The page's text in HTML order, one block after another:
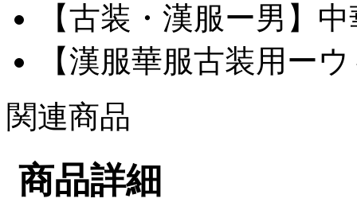
【古装・漢服ー男】
【漢服華服古装用ー
関連商品
商品詳細